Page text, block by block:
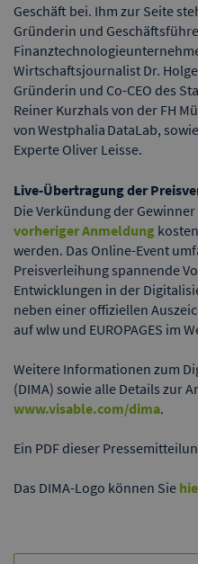
Geschäft bei. Ihm zur Seite
Gründerin und
Wirtschaftsjournalist Dr.
Gründerin und Co-CEO des
Reiner Kurzhals von der FH
von Westphalia DataLab,
Experte Oliver Leisse.
Live-Übertragung der
Die Verkündung der
vorheriger Anmeldung
werden. Das Online-Event
Preisverleihung spannende
Entwicklungen in der
neben einer offiziellen
auf wlw und EUROPAGES im
Weitere Informationen zum
(DIMA) sowie alle Details zur
www.visable.com/dima.
Ein PDF dieser
Das DIMA-Logo können Sie